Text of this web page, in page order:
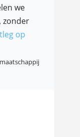
we
zonder
op